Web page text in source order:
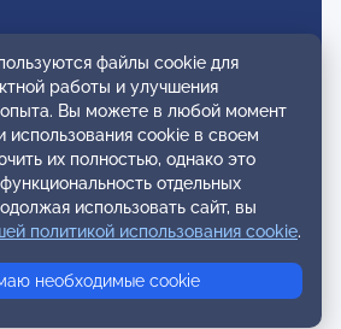
защищены. Использование материалов
активной ссылки на
адрес: 119002, г. Москва, ул. Арбат, д.
к категории 12+.
файлы cookie для
работы и улучшения
опыта. Вы можете в любой момент
использования cookie в своем
их полностью, однако это
отдельных
использовать сайт, вы
политикой использования cookie.
необходимые cookie